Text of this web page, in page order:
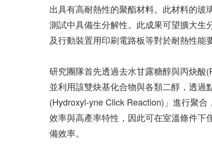
出具有高耐熱性的聚酯材料。此材料的
測試中具備生分解性。此成果可望擴大生
及行動裝置用印刷電路板等對於耐熱性能
研究團隊首先透過去水甘露糖醇與丙炔酸
並利用該雙炔基化合物與各類二醇，透
(Hydroxyl-yne Click Reaction)」進行聚
效率與高產率特性，因此可在室溫條件下
備效率。